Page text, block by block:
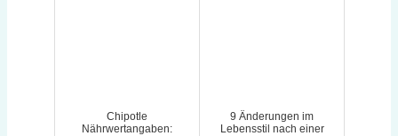
Chipotle
Nährwertangaben:
9 Änderungen im
Lebensstil nach einer